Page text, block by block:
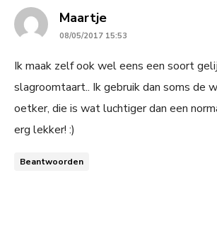
Maartjesays:
08/05/2017 15:53
Ik maak zelf ook wel eens een soort
slagroomtaart.. Ik gebruik dan soms de
oetker, die is wat luchtiger dan een
erg lekker! :)
Beantwoorden